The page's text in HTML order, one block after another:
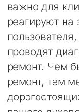
важно для
реагируют на
проводят
ремонт. Чем
ремонт, тем